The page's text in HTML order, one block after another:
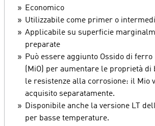
Economico
Utilizzabile come primer o
Applicabile su superficie
preparate
Può essere aggiunto Ossido di ferro
(MiO) per aumentare le proprietà di
le resistenze alla corrosione: il Mio
acquisito separatamente.
Disponibile anche la versione LT
per basse temperature.